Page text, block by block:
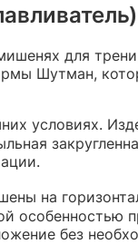
для
Шутман,
условиях.
на
особенностью
без